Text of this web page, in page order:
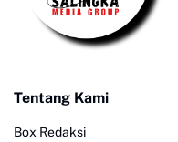
Tentang Kami
Box Redaksi